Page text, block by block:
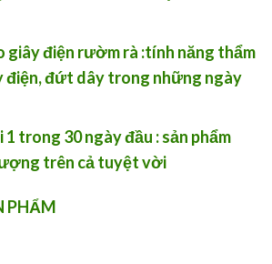
giây điện rườm rà :tính năng thẩm
điện, đứt dây trong những ngày
1 trong 30 ngày đầu : sản phẩm
trên cả tuyệt vời
PHẨM